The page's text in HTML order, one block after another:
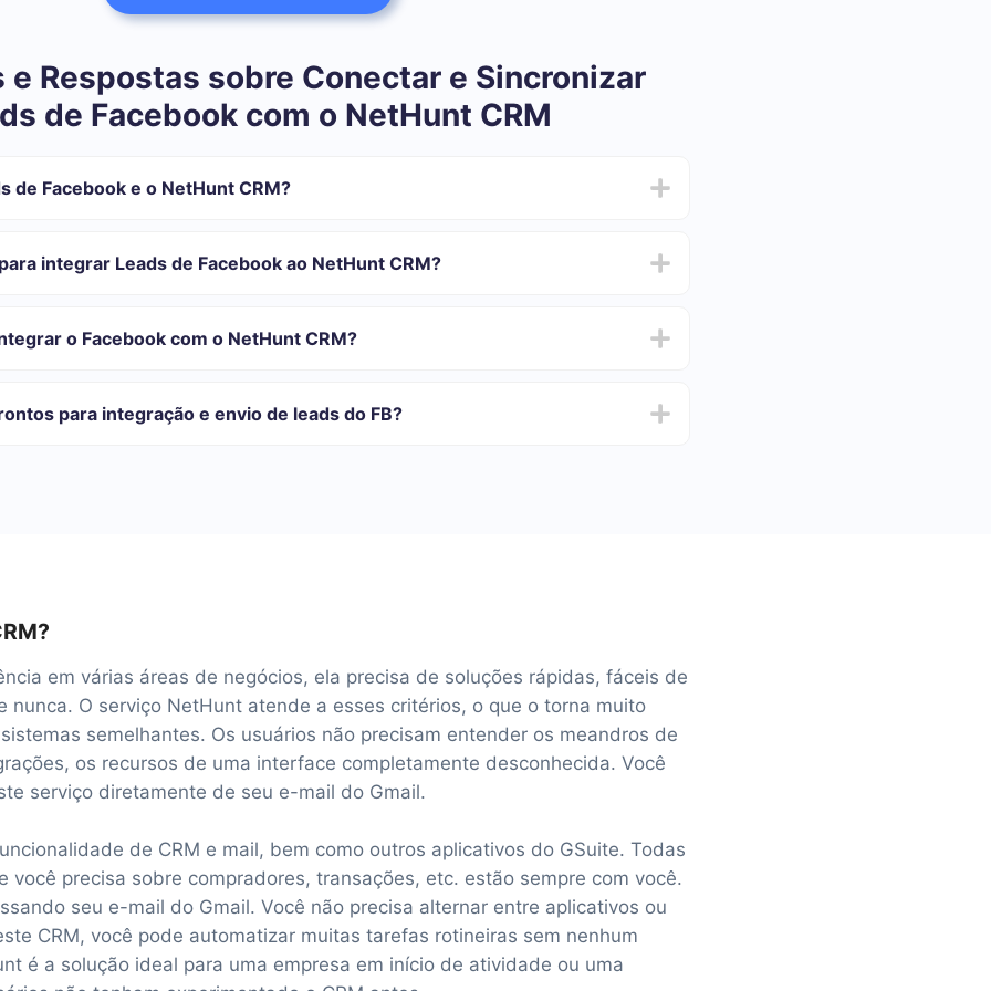
e Respostas sobre Conectar e Sincronizar
de Facebook com o NetHunt CRM
de Facebook e o NetHunt CRM?
do Facebook para o NetHunt CRM
integrar Leads de Facebook ao NetHunt CRM?
o Facebook com o NetHunt CRM?
para integração e envio de leads do FB?
em várias áreas de negócios, ela precisa de soluções rápidas, fáceis de
nunca. O serviço NetHunt atende a esses critérios, o que o torna muito
semelhantes. Os usuários não precisam entender os meandros de
os recursos de uma interface completamente desconhecida. Você
serviço diretamente de seu e-mail do Gmail.
de CRM e mail, bem como outros aplicativos do GSuite. Todas
você precisa sobre compradores, transações, etc. estão sempre com você.
seu e-mail do Gmail. Você não precisa alternar entre aplicativos ou
CRM, você pode automatizar muitas tarefas rotineiras sem nenhum
é a solução ideal para uma empresa em início de atividade ou uma